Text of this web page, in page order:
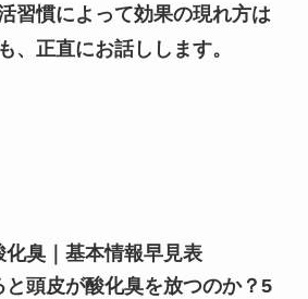
習慣によって効果の現れ方は
、正直にお話しします。
化臭｜基本情報早見表
頭皮が酸化臭を放つのか？5